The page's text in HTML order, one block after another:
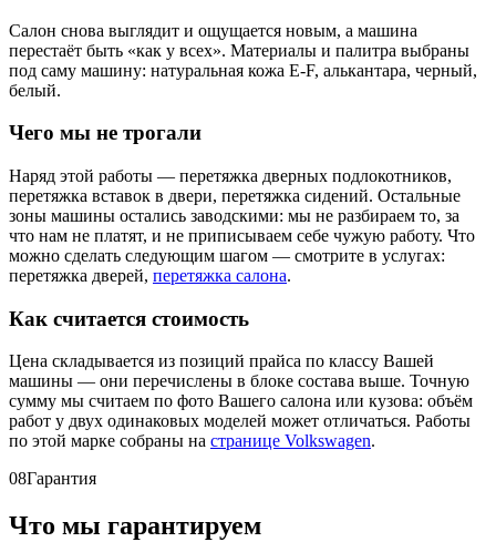
Салон снова выглядит и ощущается новым, а машина
перестаёт быть «как у всех». Материалы и палитра выбраны
под саму машину: натуральная кожа E-F, алькантара, черный,
белый.
Чего мы не трогали
Наряд этой работы — перетяжка дверных подлокотников,
перетяжка вставок в двери, перетяжка сидений. Остальные
зоны машины остались заводскими: мы не разбираем то, за
что нам не платят, и не приписываем себе чужую работу. Что
можно сделать следующим шагом — смотрите в услугах:
перетяжка дверей, перетяжка салона.
Как считается стоимость
Цена складывается из позиций прайса по классу Вашей
машины — они перечислены в блоке состава выше. Точную
сумму мы считаем по фото Вашего салона или кузова: объём
работ у двух одинаковых моделей может отличаться. Работы
по этой марке собраны на странице Volkswagen.
08Гарантия
Что мы гарантируем